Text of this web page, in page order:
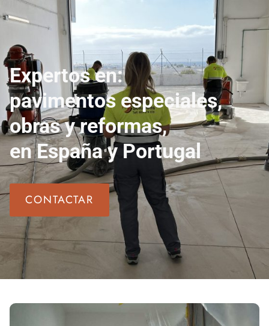
Expertos en:
pavimentos especiales,
obras y reformas,
enEspaña y Portugal
CONTACTAR